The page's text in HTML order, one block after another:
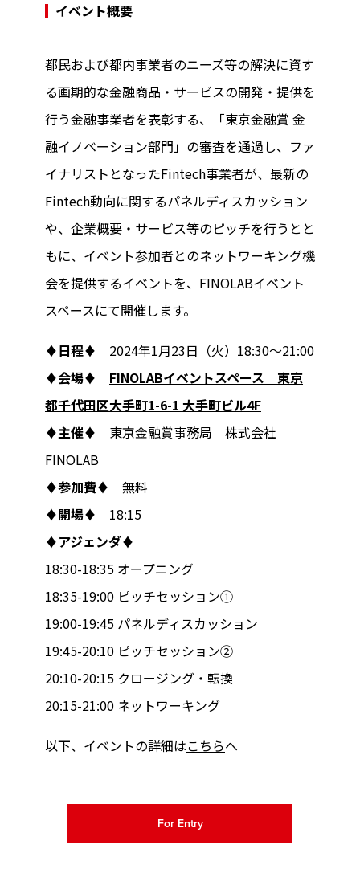
イベント概要
都民および都内事業者のニーズ等の解決に資す
る画期的な金融商品・サービスの開発・提供を
行う金融事業者を表彰する、「東京金融賞 金
融イノベーション部門」の審査を通過し、ファ
イナリストとなったFintech事業者が、最新の
Fintech動向に関するパネルディスカッション
や、企業概要・サービス等のピッチを行うとと
もに、イベント参加者とのネットワーキング機
会を提供するイベントを、FINOLABイベント
スペースにて開催します。
♦日程♦ 2024年1月23日（火）18:30～21:00
♦会場♦ FINOLABイベントスペース 東京
都千代田区大手町1-6-1 大手町ビル4F
♦主催♦ 東京金融賞事務局 株式会社
FINOLAB
♦参加費♦ 無料
♦開場♦ 18:15
♦アジェンダ♦
18:30-18:35 オープニング
18:35-19:00 ピッチセッション①
19:00-19:45 パネルディスカッション
19:45-20:10 ピッチセッション②
20:10-20:15 クロージング・転換
20:15-21:00 ネットワーキング
以下、イベントの詳細はこちらへ
For Entry